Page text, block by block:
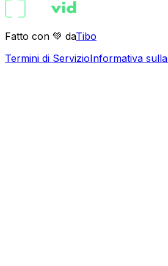
Fatto con 💚 daTibo
Termini di ServizioInformativa